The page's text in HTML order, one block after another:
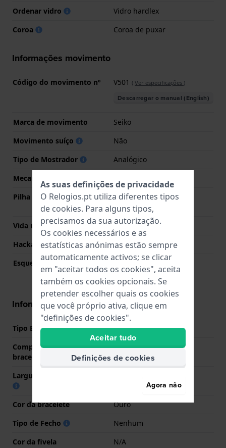
Ordenar vidro
Vidro hardlex
Coroa
Coroa de puxar
Informações movimento
Código do movimento nº V501 ( Ver especificações )
Descarregar o manual (English)
Marca de movimento
Seiko
Movimento suíço
Não
Tipo de Mostrador
Analógico
Mecanismo
Pilha
Pilha Renata R377 377 /
SR626SW / SG4
Vida útil da pilha
24 meses
Hackable
Sim
Esqueletizado
Não
Informações bracelete
Tipo Bracelete
Aço inoxidável
Comprimento do pino (da
bracelete)
13 mm
Largura das extremidades
Cor da bracelete
Ouro
Tipo de Fecho
Nenhum
Cor da fivela
N/A
As suas definições de privacidade
O Relogios.pt utiliza diferentes tipos
de cookies. Para alguns tipos,
precisamos da sua autorização.
Os cookies necessários e as
estatísticas anónimas estão sempre
automaticamente activos; se clicar
em "aceitar todos os cookies", aceita
também os cookies opcionais. Se
pretender escolher quais os cookies
que você próprio ativa, clique em
"definições de cookies".
Aceitar tudo
Definições de cookies
Agora não